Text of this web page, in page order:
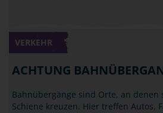
VERKEHR
ACHTUNG
Bahnübergänge sind Orte, an denen
Schiene kreuzen. Hier treffen Autos,